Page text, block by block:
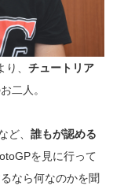
、 チュートリア
二人。
ど、 誰もが認める
を見に行って
なら何なのかを聞